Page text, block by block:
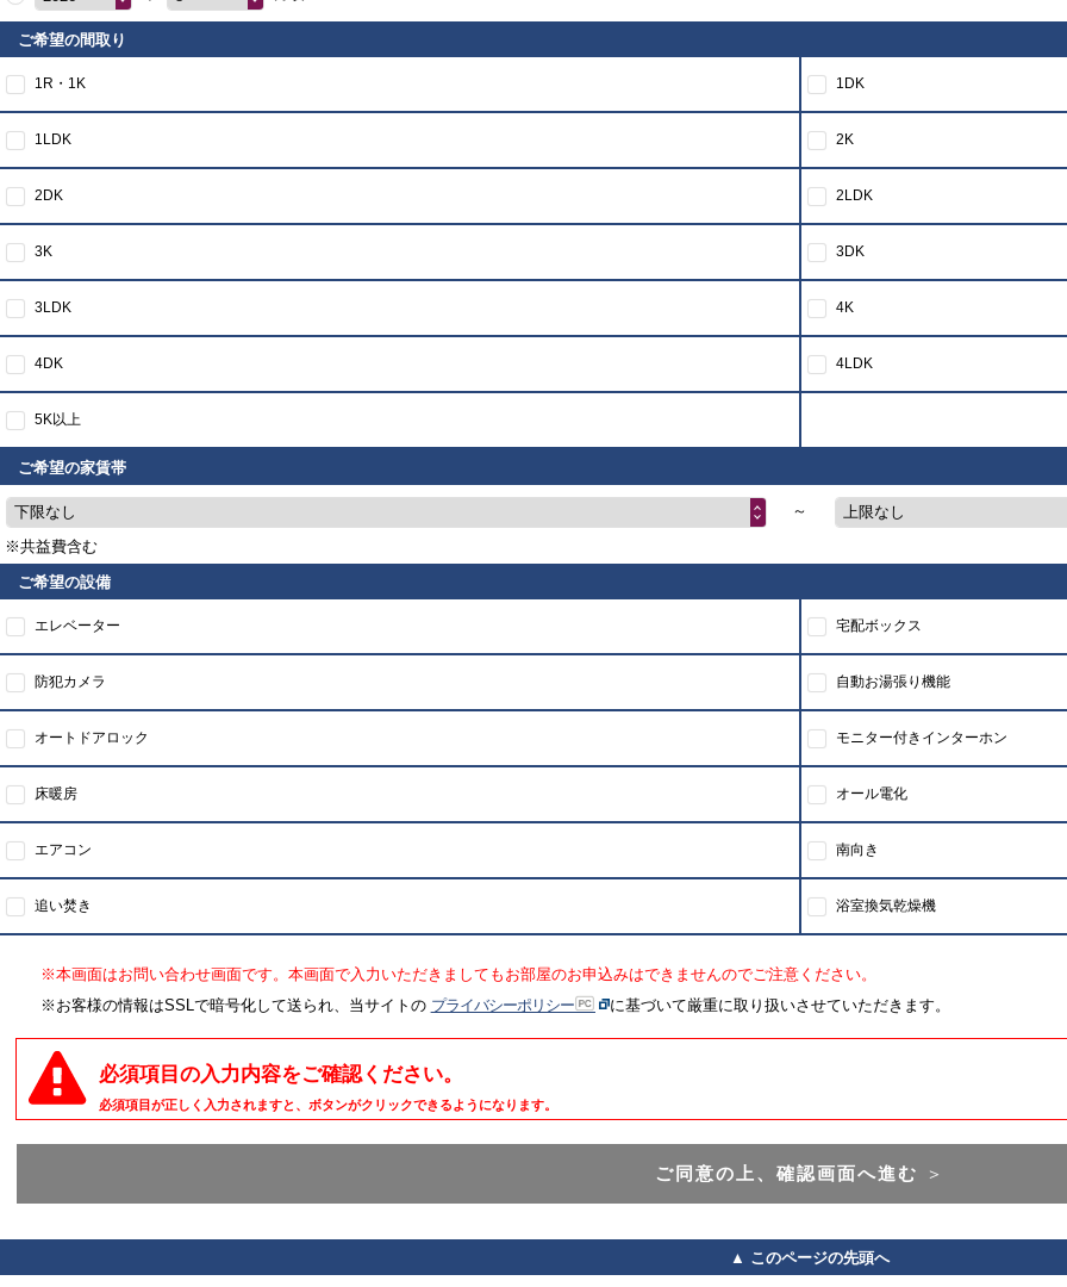
ご希望の間取り
1R・1K 1DK
1LDK 2K
2DK 2LDK
3K 3DK
3LDK 4K
4DK 4LDK
5K以上
ご希望の家賃帯
下限なし ～
上限なし
※共益費含む
ご希望の設備
エレベーター 宅配ボックス
防犯カメラ 自動お湯張り機能
オートドアロック モニター付きインターホン
床暖房 オール電化
エアコン 南向き
追い焚き 浴室換気乾燥機
※本画面はお問い合わせ画面です。本画面で入力いただきましてもお部屋のお申込みはできませんのでご注意ください。
※お客様の情報はSSLで暗号化して送られ、当サイトの プライバシーポリシー に基づいて厳重に取り扱いさせていただきます。
必須項目の入力内容をご確認ください。
必須項目が正しく入力されますと、ボタンがクリックできるようになります。
ご同意の上、確認画面へ進む ＞
▲ このページの先頭へ